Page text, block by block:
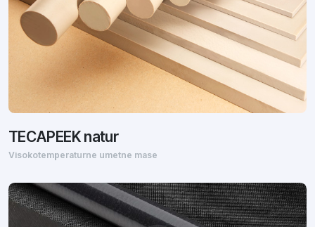
TECAPEEK natur
Visokotemperaturne umetne mase